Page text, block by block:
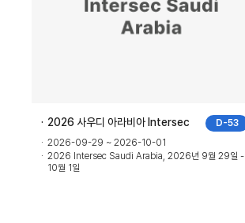
D-53
2026 사우디 아라비아 Intersec
2026-09-29 ~ 2026-10-01
2026 Intersec Saudi Arabia, 2026년 9월 29일 -
10월 1일